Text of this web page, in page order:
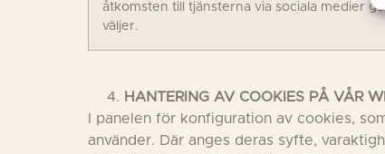
åtkomsten till tjänsterna via sociala medier
väljer.
HANTERING AV COOKIES PÅ VÅR
I panelen för konfiguration av cookies,
använder. Där anges deras syfte,